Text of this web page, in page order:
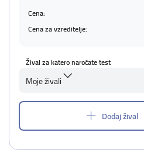
Cena:
Cena za vzreditelje:
Žival za katero naročate test
Moje živali
Dodaj žival